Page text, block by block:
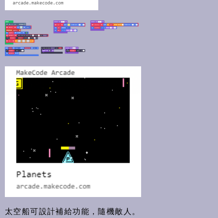
太空船可設計補給功能，隨機敵人。